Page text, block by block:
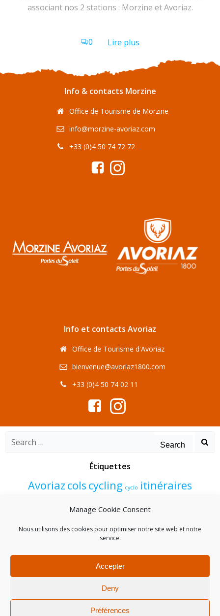
Manage Cookie Consent
Nous utilisons des cookies pour optimiser notre site web et notre
service.
Accepter
Deny
Préférences
associant nos 2 stations : Morzine et Avoriaz.
0 Lire plus
Info & contacts Morzine
Office de Tourisme de Morzine
info@morzine-avoriaz.com
+33 (0)4 50 74 72 72
Info et contacts Avoriaz
Office de Tourisme d'Avoriaz
bienvenue@avoriaz1800.com
+33 (0)4 50 74 02 11
Search
Étiquettes
Avoriaz cols cycling cyclo itinéraires
Morzineprogramme
événements
© 2026 cycling.morzine-avoriaz.com. Created for free
using WordPress and